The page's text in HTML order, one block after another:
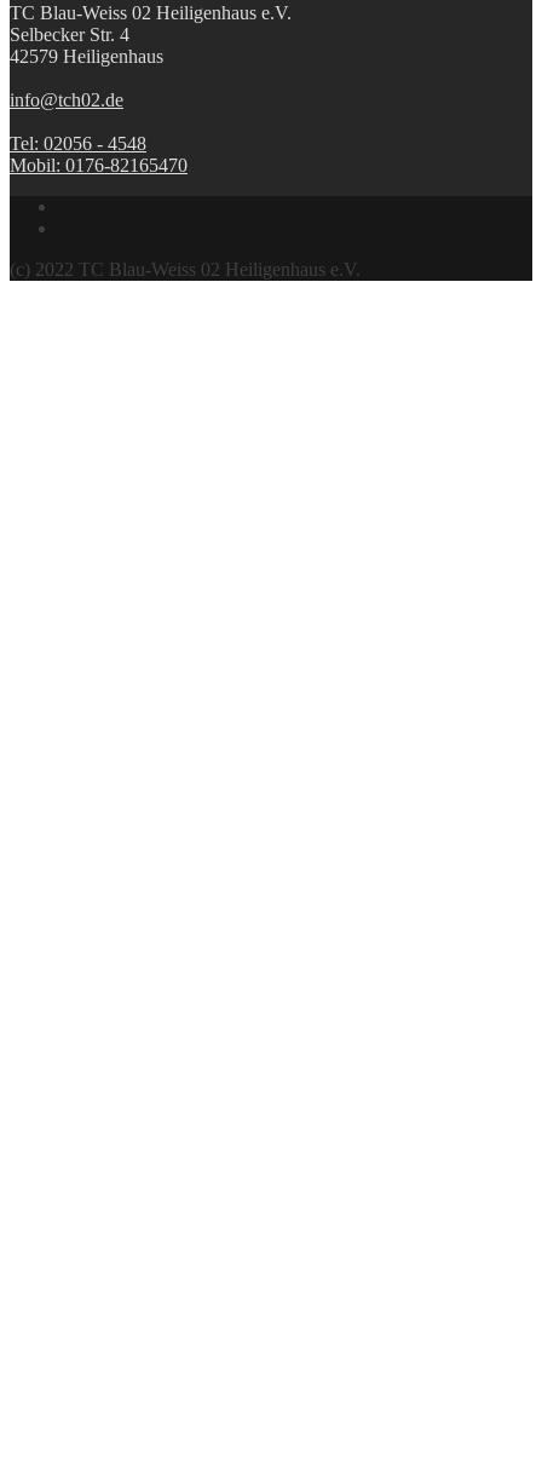
TC Blau-Weiss 02 Heiligenhaus e.V.
Selbecker Str. 4
42579 Heiligenhaus
info@tch02.de
Tel: 02056 - 4548
Mobil: 0176-82165470
(c) 2022 TC Blau-Weiss 02 Heiligenhaus e.V.